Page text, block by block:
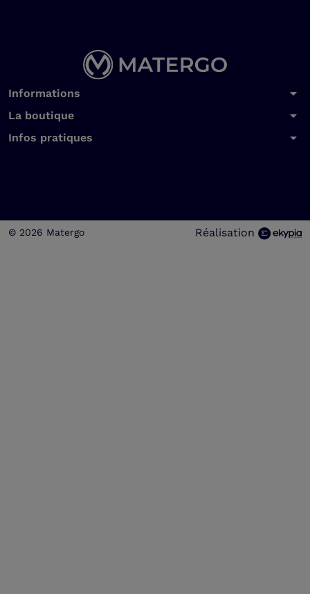
Informations arrow_drop_down
La boutique arrow_drop_down
Infos pratiques arrow_drop_down
© 2026 Matergo Réalisation